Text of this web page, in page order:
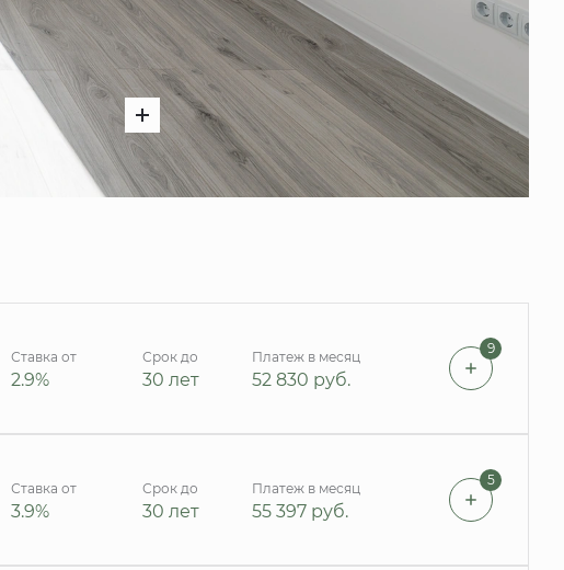
Ставка от
2.9%
Срок до
30 лет
Платеж в месяц
52 830 руб.
9
Ставка от
3.9%
Срок до
30 лет
Платеж в месяц
55 397 руб.
5